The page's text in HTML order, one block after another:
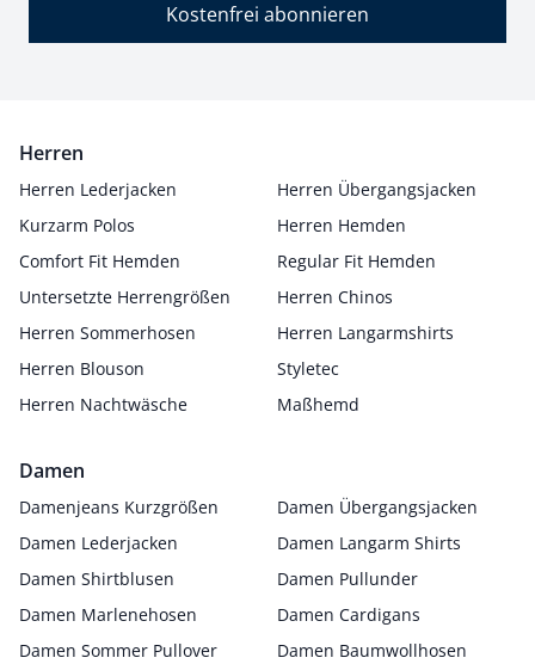
Kostenfrei abonnieren
Herren
Herren Lederjacken
Herren Übergangsjacken
Kurzarm Polos
Herren Hemden
Comfort Fit Hemden
Regular Fit Hemden
Untersetzte Herrengrößen
Herren Chinos
Herren Sommerhosen
Herren Langarmshirts
Herren Blouson
Styletec
Herren Nachtwäsche
Maßhemd
Damen
Damenjeans Kurzgrößen
Damen Übergangsjacken
Damen Lederjacken
Damen Langarm Shirts
Damen Shirtblusen
Damen Pullunder
Damen Marlenehosen
Damen Cardigans
Damen Sommer Pullover
Damen Baumwollhosen